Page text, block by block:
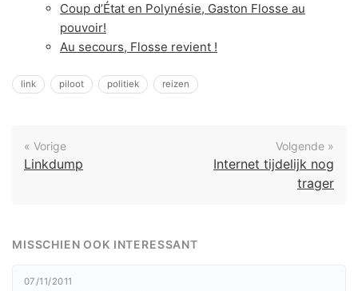
Coup d’État en Polynésie, Gaston Flosse au
pouvoir!
Au secours, Flosse revient !
link piloot politiek reizen
« Vorige
Linkdump
Volgende »
Internet tijdelijk nog
trager
MISSCHIEN OOK INTERESSANT
07/11/2011